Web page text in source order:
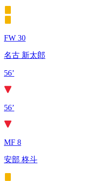
FW 30
名古 新太郎
56’
56’
MF 8
安部 柊斗